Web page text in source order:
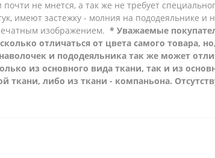
не мнется, а так же не требует
имеют застежку - молния на пододеяльнике и
изображением. * Уважаемые
отличаться от цвета самого товара,
и пододеяльника так же может
из основного вида ткани, так и из
ткани, либо из ткани - компаньона.